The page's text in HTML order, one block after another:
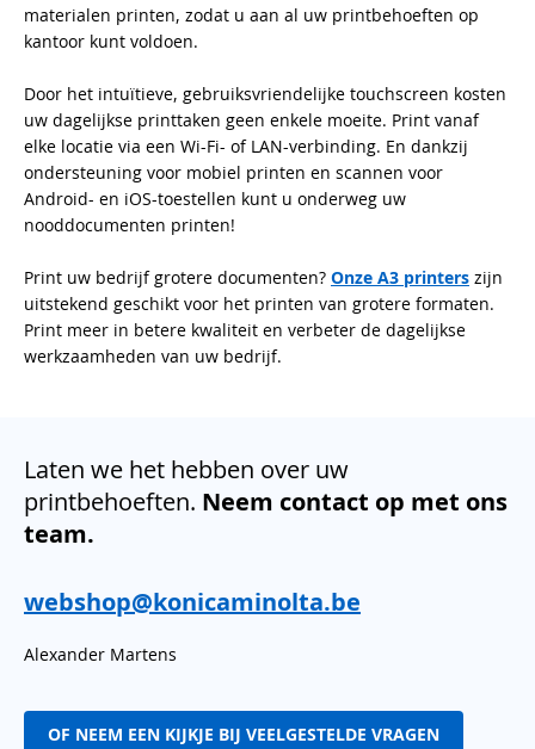
materialen printen, zodat u aan al uw printbehoeften op
kantoor kunt voldoen.
Door het intuïtieve, gebruiksvriendelijke touchscreen kosten
uw dagelijkse printtaken geen enkele moeite. Print vanaf
elke locatie via een Wi-Fi- of LAN-verbinding. En dankzij
ondersteuning voor mobiel printen en scannen voor
Android- en iOS-toestellen kunt u onderweg uw
nooddocumenten printen!
Print uw bedrijf grotere documenten? Onze A3 printers zijn
uitstekend geschikt voor het printen van grotere formaten.
Print meer in betere kwaliteit en verbeter de dagelijkse
werkzaamheden van uw bedrijf.
Laten we het hebben over uw
printbehoeften. Neem contact op met ons
team.
webshop@konicaminolta.be
Alexander Martens
OF NEEM EEN KIJKJE BIJ VEELGESTELDE VRAGEN